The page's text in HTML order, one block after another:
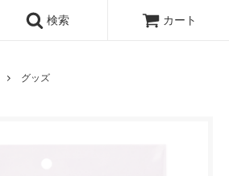
検索 カート
グッズ